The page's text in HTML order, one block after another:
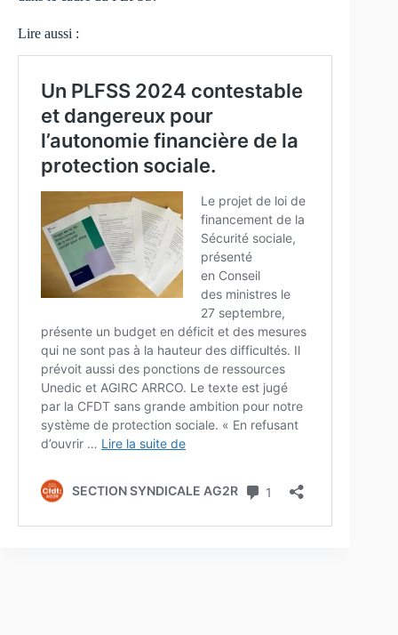
Lire aussi :